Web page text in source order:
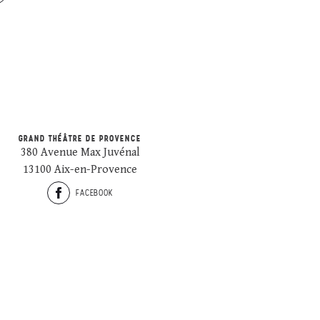
GRAND THÉÂTRE DE PROVENCE
380 Avenue Max Juvénal
13100 Aix-en-Provence
FACEBOOK